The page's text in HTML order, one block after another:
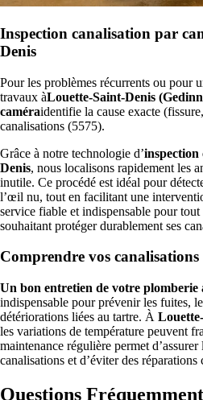
Inspection canalisation par
Denis
Pour les problèmes récurrents ou pour
travaux àLouette-Saint-Denis
caméraidentifie la cause exacte
canalisations (5575).
Grâce à notre technologie d’inspection
Denis, nous localisons rapidement les
inutile. Ce procédé est idéal pour
l’œil nu, tout en facilitant une
service fiable et indispensable pour
souhaitant protéger durablement ses
Comprendre vos
Un bon entretien de votre plomberie
indispensable pour prévenir les fuites,
détériorations liées au tartre. À
les variations de température peuvent
maintenance régulière permet
canalisations et d’éviter des réparations
Questions Fréquemment